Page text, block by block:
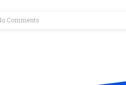
Comments